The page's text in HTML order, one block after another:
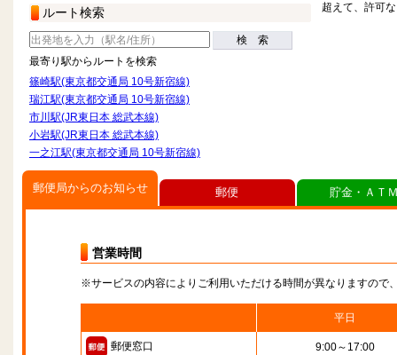
ルート検索
検 索
最寄り駅からルートを検索
篠崎駅(東京都交通局 10号新宿線)
瑞江駅(東京都交通局 10号新宿線)
市川駅(JR東日本 総武本線)
小岩駅(JR東日本 総武本線)
一之江駅(東京都交通局 10号新宿線)
超えて、許可
郵便局からのお知らせ
営業時間
※サービスの内容によりご利用いただける時間が異なりますので
平日
郵便窓口 9:00～17:00
郵便 貯金・ＡＴ